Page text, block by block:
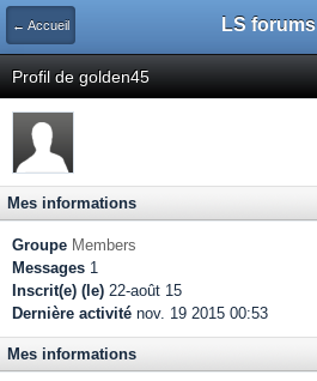
← Accueil LS forums
Profil de golden45
Mes informations
Groupe Members
Messages 1
Inscrit(e) (le) 22-août 15
Dernière activité nov. 19 2015 00:53
Mes informations